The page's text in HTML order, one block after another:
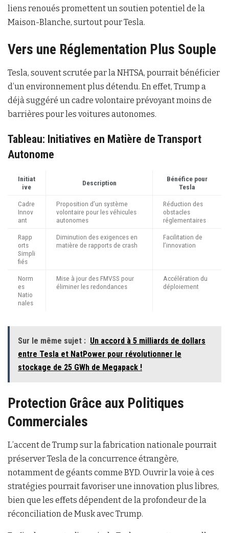
liens renoués promettent un soutien potentiel de la
Maison-Blanche, surtout pour Tesla.
Vers une Réglementation Plus Souple
Tesla, souvent scrutée par la NHTSA, pourrait bénéficier
d’un environnement plus détendu. En effet, Trump a
déjà suggéré un cadre volontaire prévoyant moins de
barrières pour les voitures autonomes.
Tableau: Initiatives en Matière de Transport
Autonome
Initiat
ive
Description
Bénéfice pour
Tesla
Cadre
Innov
ant
Proposition d’un système
volontaire pour les véhicules
autonomes
Réduction des
obstacles
réglementaires
Rapp
orts
Simpli
fiés
Diminution des exigences en
matière de rapports de crash
Facilitation de
l’innovation
Norm
es
Natio
nales
Mise à jour des FMVSS pour
éliminer les redondances
Accélération du
déploiement
Sur le même sujet : Un accord à 5 milliards de dollars
entre Tesla et NatPower pour révolutionner le
stockage de 25 GWh de Megapack !
Protection Grâce aux Politiques
Commerciales
L’accent de Trump sur la fabrication nationale pourrait
préserver Tesla de la concurrence étrangère,
notamment de géants comme BYD. Ouvrir la voie à ces
stratégies pourrait favoriser une innovation plus libres,
bien que les effets dépendent de la profondeur de la
réconciliation de Musk avec Trump.